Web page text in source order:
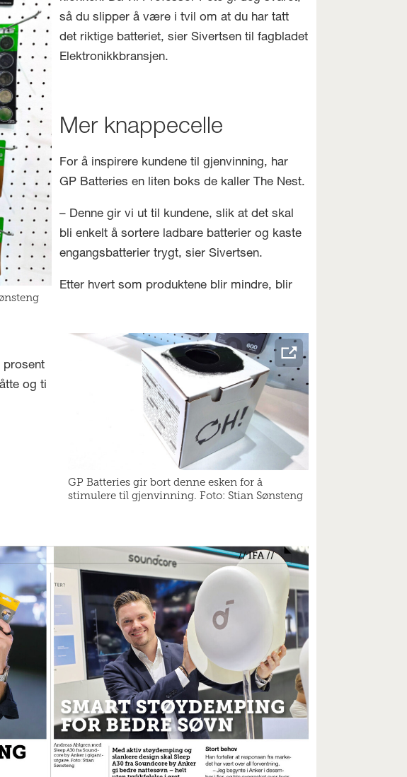
så du slipper å være i tvil om at du har tatt
det riktige batteriet, sier Sivertsen til fagbladet
Elektronikkbransjen.
GP Batteries gir bort denne esken for å
stimulere til gjenvinning. Foto: Stian Sønsteng
Mer knappecelle
For å inspirere kundene til gjenvinning, har
GP Batteries en liten boks de kaller The Nest.
– Denne gir vi ut til kundene, slik at det skal
bli enkelt å sortere ladbare batterier og kaste
engangsbatterier trygt, sier Sivertsen.
Etter hvert som produktene blir mindre, blir
prosent
og ti